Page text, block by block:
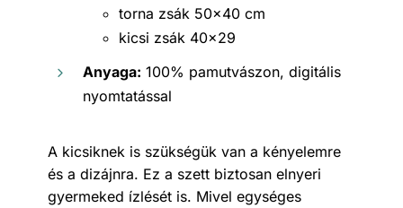
torna zsák 50×40 cm
kicsi zsák 40×29
Anyaga: 100% pamutvászon, digitális
nyomtatással
A kicsiknek is szükségük van a kényelemre
és a dizájnra. Ez a szett biztosan elnyeri
gyermeked ízlését is. Mivel egységes